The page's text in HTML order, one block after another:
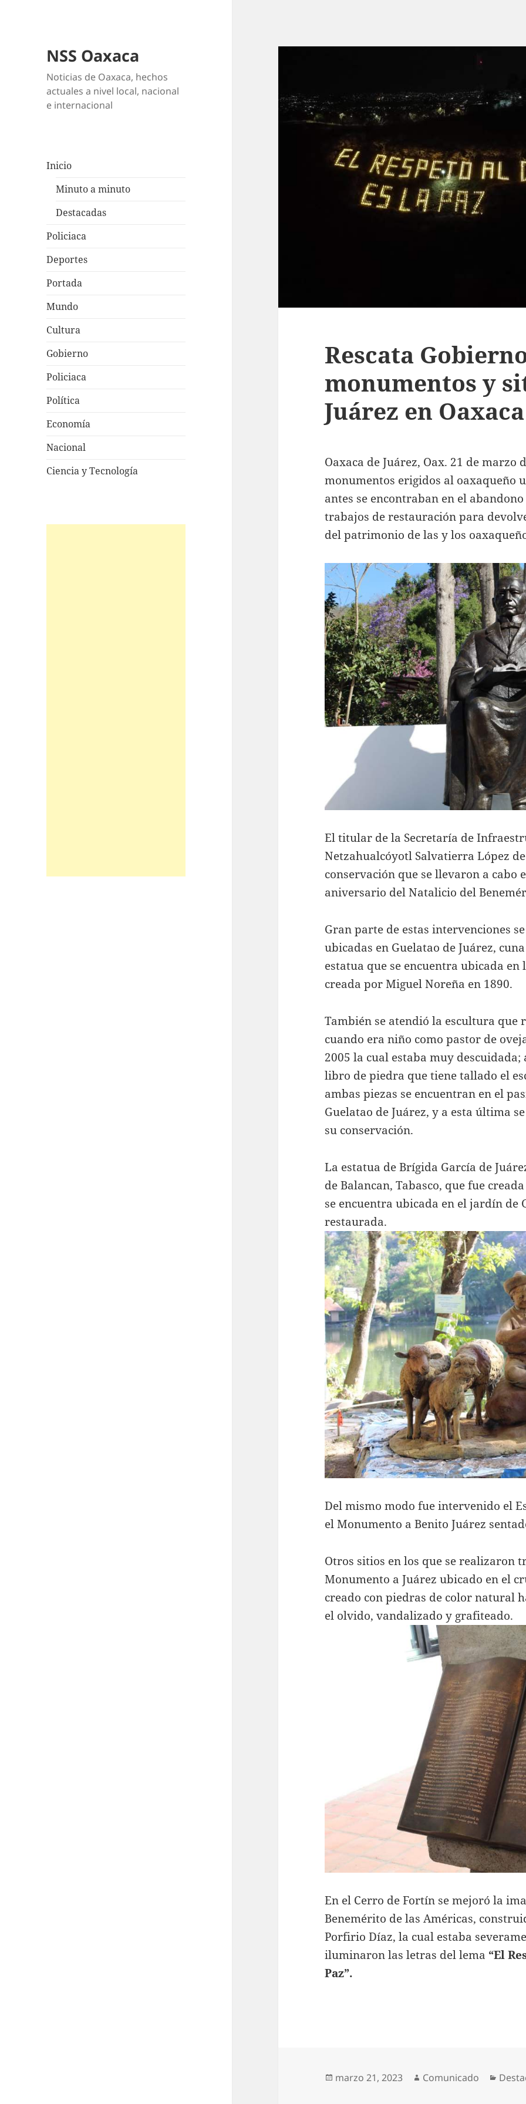
NSS Oaxaca
Noticias de Oaxaca, hechos
actuales a nivel local, nacional
e internacional
Inicio
Minuto a minuto
Destacadas
Policiaca
Deportes
Portada
Mundo
Cultura
Gobierno
Policiaca
Política
Economía
Nacional
Ciencia y Tecnología
Rescata
monumentos y
Juárez en Oaxaca
Oaxaca de Juárez, Oax. 21 de marzo
monumentos erigidos al oaxaqueño
antes se encontraban en el
trabajos de restauración para
del patrimonio de las y los
El titular de la Secretaría de
Netzahualcóyotl Salvatierra López
conservación que se llevaron a cabo
aniversario del Natalicio del
Gran parte de estas intervenciones
ubicadas en Guelatao de Juárez,
estatua que se encuentra ubicada
creada por Miguel Noreña en 1890.
También se atendió la escultura que
cuando era niño como pastor de
2005 la cual estaba muy descuidada;
libro de piedra que tiene tallado el
ambas piezas se encuentran en el
Guelatao de Juárez, y a esta última
su conservación.
La estatua de Brígida García de
de Balancan, Tabasco, que fue
se encuentra ubicada en el jardín de
restaurada.
Del mismo modo fue intervenido el
el Monumento a Benito Juárez
Otros sitios en los que se realizaron
Monumento a Juárez ubicado en el
creado con piedras de color natural
el olvido, vandalizado y grafiteado.
En el Cerro de Fortín se mejoró la
Benemérito de las Américas,
Porfirio Díaz, la cual estaba
iluminaron las letras del lema “El
Paz”.
Publicado
marzo 21, 2023 Autor
Comunicado